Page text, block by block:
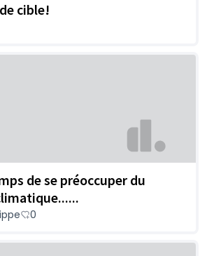
cible!
de se préoccuper du
0